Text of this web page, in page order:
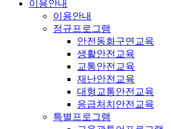
이용안내
이용안내
정규프로그램
안전동화구연교육
생활안전교육
교통안전교육
재난안전교육
대형교통안전교육
응급처치안전교육
특별프로그램